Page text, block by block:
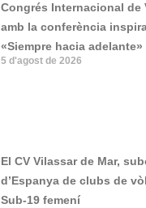
Congrés Internacional de
amb la conferència
«Siempre hacia adelante»
5 d'agost de 2026
El CV Vilassar de Mar,
d’Espanya de clubs de
Sub-19 femení